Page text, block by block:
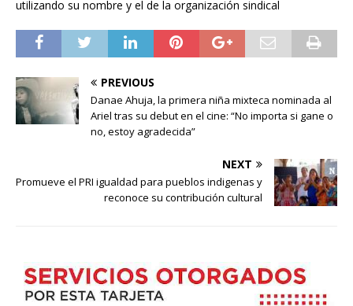
utilizando su nombre y el de la organización sindical
PREVIOUS
Danae Ahuja, la primera niña mixteca nominada al
Ariel tras su debut en el cine: “No importa si gane o
no, estoy agradecida”
NEXT
Promueve el PRI igualdad para pueblos indigenas y
reconoce su contribución cultural